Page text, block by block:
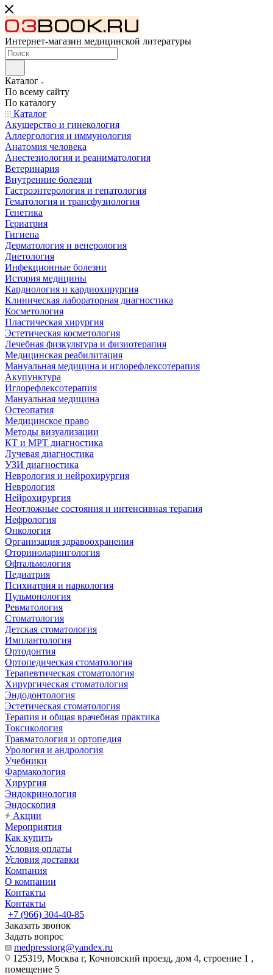
Интернет-магазин медицинской литературы
Каталог
По всему сайту
По каталогу
Каталог
Акушерство и гинекология
Аллергология и иммунология
Анатомия человека
Анестезиология и реаниматология
Ветеринария
Внутренние болезни
Гастроэнтерология и гепатология
Гематология и трансфузиология
Генетика
Гериатрия
Гигиена
Дерматология и венерология
Диетология
Инфекционные болезни
История медицины
Кардиология и кардиохирургия
Клиническая лабораторная диагностика
Косметология
Пластическая хирургия
Эстетическая косметология
Лечебная физкультура и физиотерапия
Медицинская реабилитация
Мануальная медицина и иглорефлексотерапия
Акупунктура
Иглорефлексотерапия
Мануальная медицина
Остеопатия
Медицинское право
Методы визуализации
КТ и МРТ диагностика
Лучевая диагностика
УЗИ диагностика
Неврология и нейрохирургия
Неврология
Нейрохирургия
Неотложные состояния и интенсивная терапия
Нефрология
Онкология
Организация здравоохранения
Оториноларингология
Офтальмология
Педиатрия
Психиатрия и наркология
Пульмонология
Ревматология
Стоматология
Детская стоматология
Имплантология
Ортодонтия
Ортопедическая стоматология
Терапевтическая стоматология
Хирургическая стоматология
Эндодонтология
Эстетическая стоматология
Терапия и общая врачебная практика
Токсикология
Травматология и ортопедия
Урология и андрология
Учебники
Фармакология
Хирургия
Эндокринология
Эндоскопия
Акции
Мероприятия
Как купить
Условия оплаты
Условия доставки
Компания
О компании
Контакты
Контакты
+7 (966) 304-40-85
Заказать звонок
Задать вопрос
medpresstorg@yandex.ru
125319, Москва г, Кочновский проезд, дом 4, строение 1 ,
помещение 5